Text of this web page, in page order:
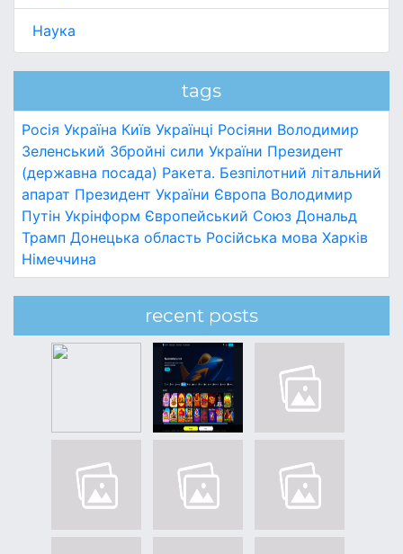
Наука
tags
Росія Україна Київ Українці Росіяни Володимир
Зеленський Збройні сили України Президент
(державна посада) Ракета. Безпілотний літальний
апарат Президент України Європа Володимир
Путін Укрінформ Європейський Союз Дональд
Трамп Донецька область Російська мова Харків
Німеччина
recent posts